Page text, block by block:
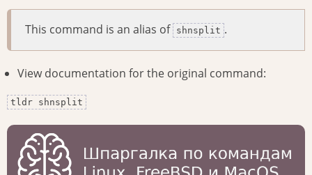
This command is an alias of shnsplit .
View documentation for the original command:
tldr shnsplit